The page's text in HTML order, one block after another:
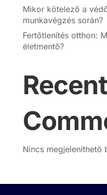
Mikor kötelező a
munkavégzés során?
Fertőtlenítés otthon:
életmentő?
Recent
Nincs megjeleníthető